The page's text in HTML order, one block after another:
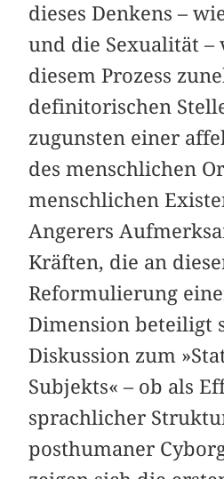
dieses Denkens –
und die Sexualität
diesem Prozess
definitorischen
zugunsten einer
des menschlichen
menschlichen
Angerers
Kräften, die an
Reformulierung
Dimension beteiligt
Diskussion zum
Subjekts« – ob als
sprachlicher
posthumaner